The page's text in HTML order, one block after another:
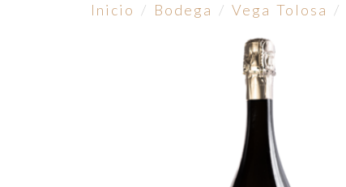
Inicio Bodega Vega Tolosa